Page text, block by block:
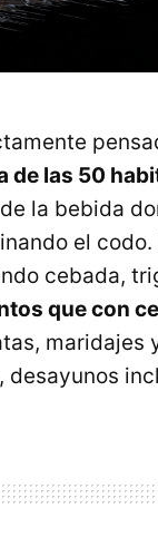
de las 50
la bebida
el
cebada,
que con
maridajes